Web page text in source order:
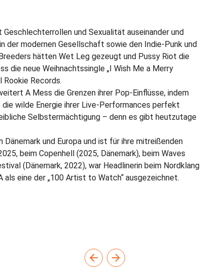
und Sexualität auseinander und
der modernen Gesellschaft sowie den Indie-Punk und
hätten Wet Leg gezeugt und Pussy Riot die
die neue Weihnachtssingle „I Wish Me a Merry
Rookie Records.
A Mess die Grenzen ihrer Pop-Einflüsse, indem
wilde Energie ihrer Live-Performances perfekt
Selbstermächtigung – denn es gibt heutzutage
und Europa und ist für ihre mitreißenden
beim Copenhell (2025, Dänemark), beim Waves
(Dänemark, 2022), war Headlinerin beim Nordklang
eine der „100 Artist to Watch“ ausgezeichnet.